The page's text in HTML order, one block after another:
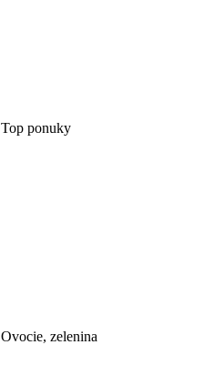
Top ponuky
Ovocie, zelenina